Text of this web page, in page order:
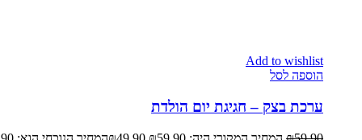
Add to wishlist
הוספה לסל
ערכת בצק – חגיגת יום הולדת